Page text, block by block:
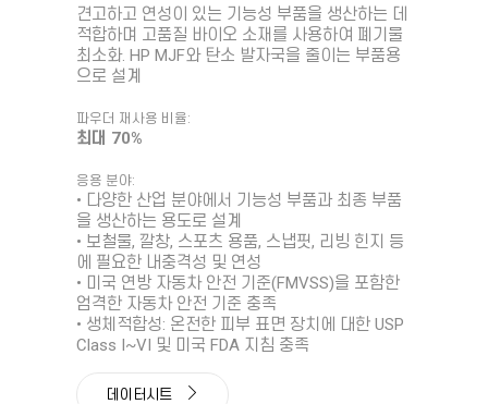
견고하고 연성이 있는 기능성 부품을 생산하는 데
적합하며 고품질 바이오 소재를 사용하여 폐기물
최소화. HP MJF와 탄소 발자국을 줄이는 부품용
으로 설계
파우더 재사용 비율:
최대 70%
응용 분야:
• 다양한 산업 분야에서 기능성 부품과 최종 부품
을 생산하는 용도로 설계
• 보철물, 깔창, 스포츠 용품, 스냅핏, 리빙 힌지 등
에 필요한 내충격성 및 연성
• 미국 연방 자동차 안전 기준(FMVSS)을 포함한
엄격한 자동차 안전 기준 충족
• 생체적합성: 온전한 피부 표면 장치에 대한 USP
Class I~VI 및 미국 FDA 지침 충족
데이터시트